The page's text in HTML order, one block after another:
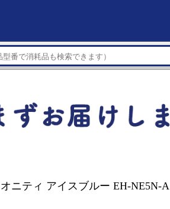
ニティ アイスブルー EH-NE5N-A